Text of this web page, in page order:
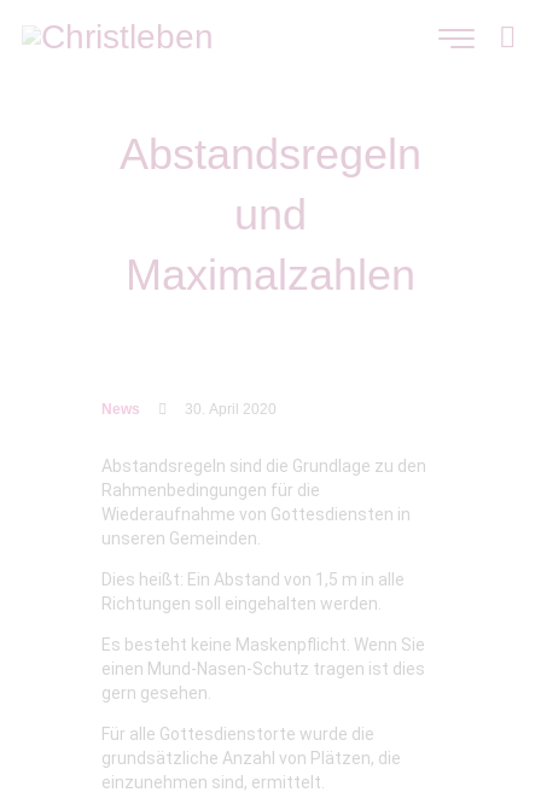
Abstandsregeln
und
Maximalzahlen
News 30. April 2020
Abstandsregeln sind die Grundlage zu den
Rahmenbedingungen für die
Wiederaufnahme von Gottesdiensten in
unseren Gemeinden.
Dies heißt: Ein Abstand von 1,5 m in alle
Richtungen soll eingehalten werden.
Es besteht keine Maskenpflicht. Wenn Sie
einen Mund-Nasen-Schutz tragen ist dies
gern gesehen.
Für alle Gottesdienstorte wurde die
grundsätzliche Anzahl von Plätzen, die
einzunehmen sind, ermittelt.